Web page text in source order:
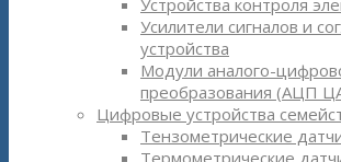
Устройства контроля
Усилители сигналов и
устройства
Модули аналого-
преобразования (АЦП
Цифровые устройства
Тензометрические
Термометрические